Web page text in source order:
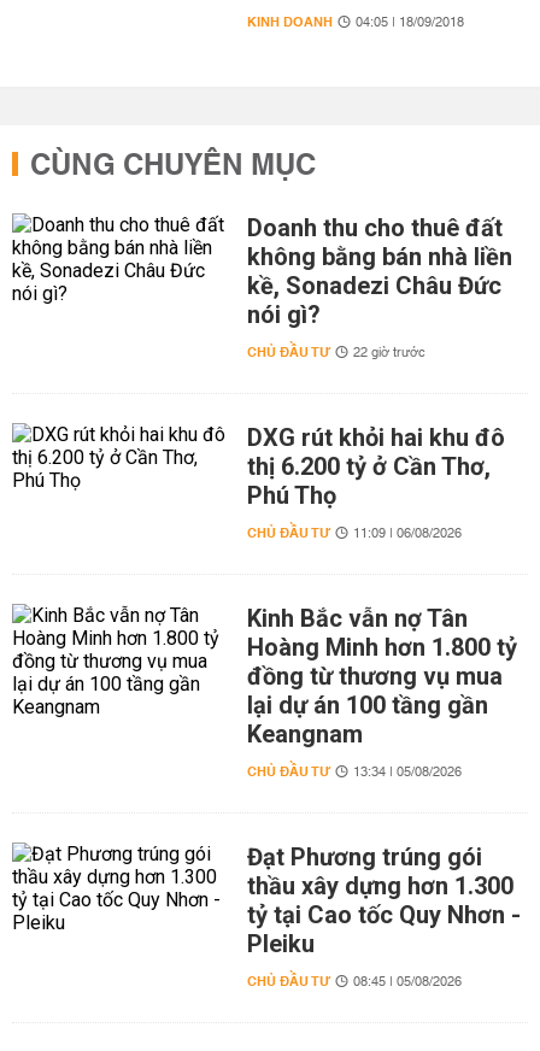
KINH DOANH 04:05 | 18/09/2018
CÙNG CHUYÊN MỤC
Doanh thu cho thuê đất
không bằng bán nhà liền
kề, Sonadezi Châu Đức
nói gì?
CHỦ ĐẦU TƯ 22 giờ trước
DXG rút khỏi hai khu đô
thị 6.200 tỷ ở Cần Thơ,
Phú Thọ
CHỦ ĐẦU TƯ 11:09 | 06/08/2026
Kinh Bắc vẫn nợ Tân
Hoàng Minh hơn 1.800 tỷ
đồng từ thương vụ mua
lại dự án 100 tầng gần
Keangnam
CHỦ ĐẦU TƯ 13:34 | 05/08/2026
Đạt Phương trúng gói
thầu xây dựng hơn 1.300
tỷ tại Cao tốc Quy Nhơn -
Pleiku
CHỦ ĐẦU TƯ 08:45 | 05/08/2026